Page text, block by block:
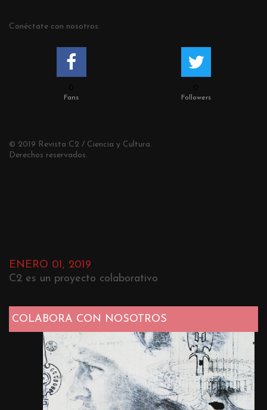
Conéctate con nosotros:
Fans Followers
© 2019 Revista C2 / Ciencia y Cultura.
Derechos reservados.
ENERO 01, 2019
C2 es un proyecto colaborativo
COLABORA CON NOSOTROS